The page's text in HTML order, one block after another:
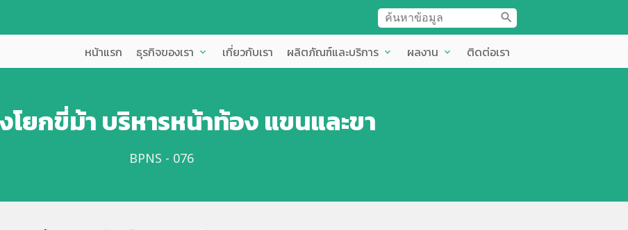
search
หน้าแรก ธุรกิจของเรา expand_more เกี่ยวกับเรา ผลิตภัณฑ์และบริการ expand_more ผลงาน expand_more ติดต่อเรา
โยกขี่ม้า บริหารหน้าท้อง แขนและขา
BPNS - 076